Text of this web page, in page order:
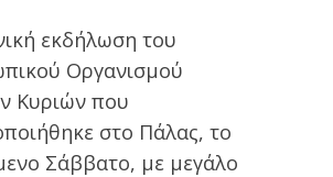
εκδήλωση του
Οργανισμού
Κυριών που
στο Πάλας, το
Σάββατο, με μεγάλο